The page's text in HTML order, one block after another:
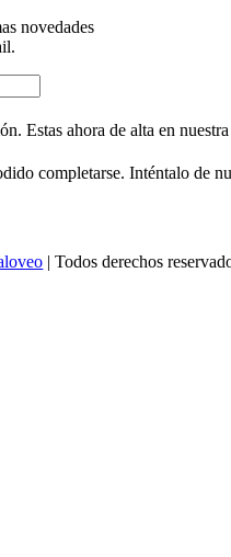
novedades
Estas ahora de alta en
completarse. Inténtalo de
| Todos derechos